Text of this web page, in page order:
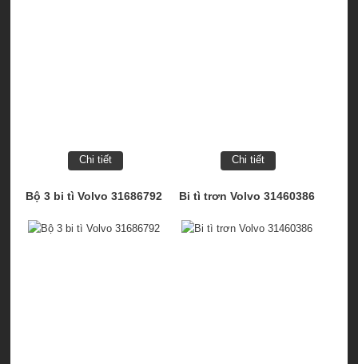
Chi tiết Chi tiết
Bộ 3 bi tì Volvo 31686792 Bi tì trơn Volvo 31460386